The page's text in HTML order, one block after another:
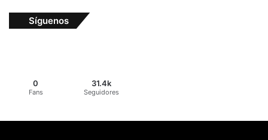
Síguenos
0
Fans
31.4k
Seguidores